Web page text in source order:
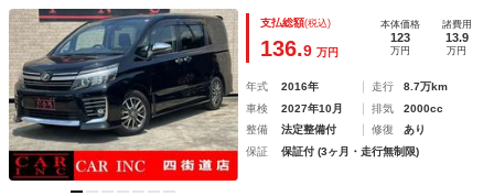
スライドドア 衝突被害軽減ブレーキ ビルトインＥＴＣ Ｌ
ＥＤヘッドライト アイドリングストップ 純正１６インチア
ルミ
支払総額(税込)
136.9 万円
本体価格
123
万円
諸費用
13.9
万円
年式 2016年 走行
8.7万km
車検
2027年10月 排気
2000cc
整備
法定整備付 修復
あり
保証
保証付 (3ヶ月・走行無制限)